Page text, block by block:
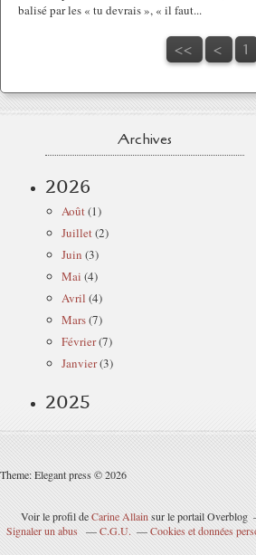
balisé par les « tu devrais », « il faut...
<< < 1
Archives
2026
Août(1)
Juillet(2)
Juin (3)
Mai (4)
Avril (4)
Mars(7)
Février(7)
Janvier(3)
2025
Theme: Elegant press © 2026
Voir le profil deCarine Allainsur le portail Overblog
Signaler un abus
C.G.U. Cookies et données